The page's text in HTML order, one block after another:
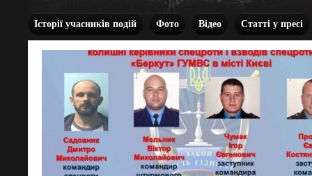
Історії учасників подій Фото Відео Статті у пресі